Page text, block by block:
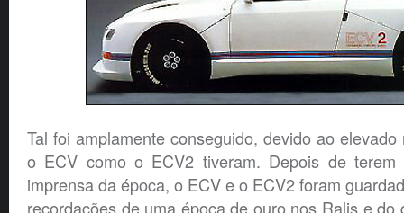
Tal foi amplamente conseguido, devido ao
o ECV como o ECV2 tiveram. Depois de terem
imprensa da época, o ECV e o ECV2 foram
recordações de uma época de ouro nos Ralis e do